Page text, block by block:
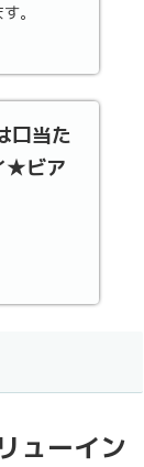
。
口当た
★ビア
ューイン